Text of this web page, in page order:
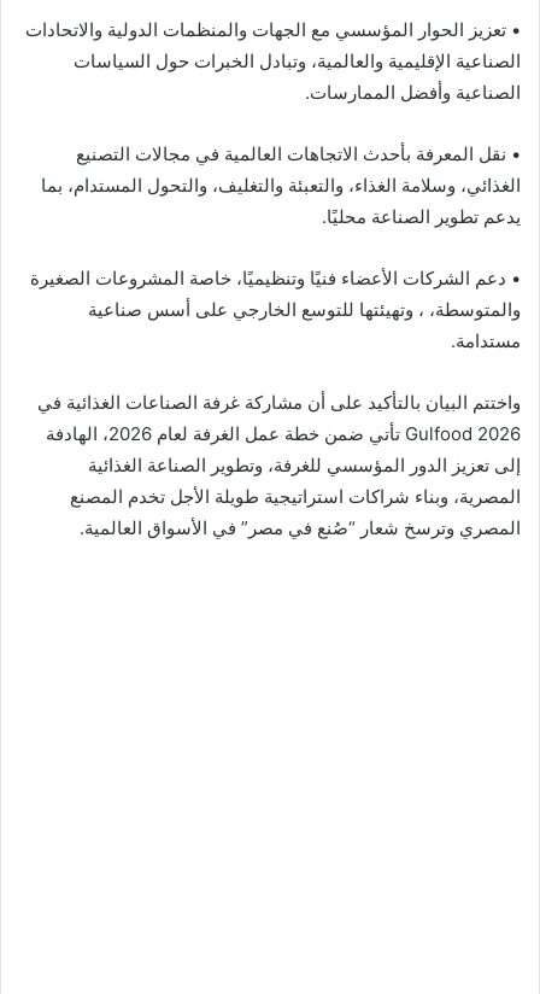
• تعزيز الحوار المؤسسي مع الجهات والمنظمات الدولية والاتحادات
الصناعية الإقليمية والعالمية، وتبادل الخبرات حول السياسات
الصناعية وأفضل الممارسات.
• نقل المعرفة بأحدث الاتجاهات العالمية في مجالات التصنيع
الغذائي، وسلامة الغذاء، والتعبئة والتغليف، والتحول المستدام، بما
يدعم تطوير الصناعة محليًا.
• دعم الشركات الأعضاء فنيًا وتنظيميًا، خاصة المشروعات الصغيرة
والمتوسطة، ، وتهيئتها للتوسع الخارجي على أسس صناعية
مستدامة.
واختتم البيان بالتأكيد على أن مشاركة غرفة الصناعات الغذائية في
Gulfood 2026 تأتي ضمن خطة عمل الغرفة لعام 2026، الهادفة
إلى تعزيز الدور المؤسسي للغرفة، وتطوير الصناعة الغذائية
المصرية، وبناء شراكات استراتيجية طويلة الأجل تخدم المصنع
المصري وترسخ شعار “صُنع في مصر” في الأسواق العالمية.